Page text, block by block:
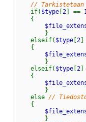
// Tarkistetaan
if( $type [2] ==
{
}
elseif( $type [2]
{
}
elseif( $type [2]
{
}
else //
{
}